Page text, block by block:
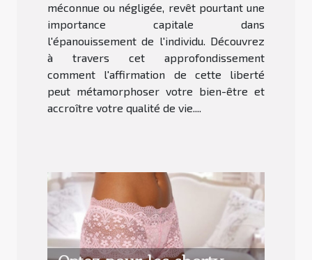
méconnue ou négligée, revêt pourtant une
importance capitale dans
l'épanouissement de l'individu. Découvrez
à travers cet approfondissement
comment l'affirmation de cette liberté
peut métamorphoser votre bien-être et
accroître votre qualité de vie....